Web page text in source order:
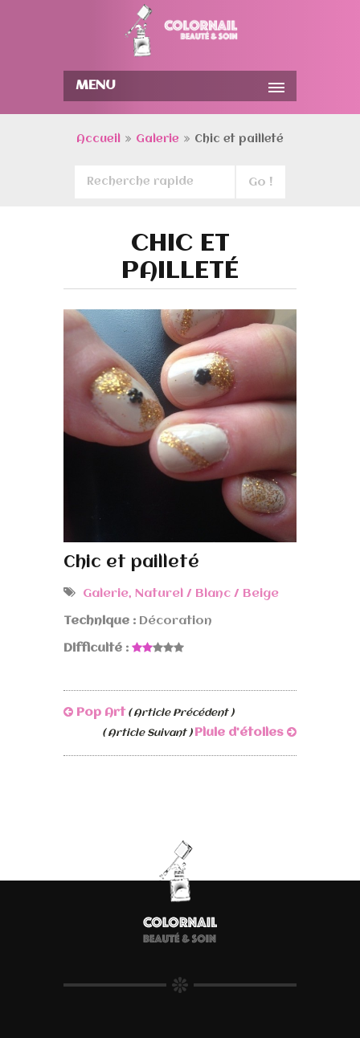
MENU
Accueil Galerie Chic et pailleté
CHIC ET
PAILLETÉ
Chic et pailleté
Galerie, Naturel / Blanc / Beige
Technique : Décoration
Difficulté :
Pop Art( Article Précédent )
( Article Suivant ) Pluie d’étoiles